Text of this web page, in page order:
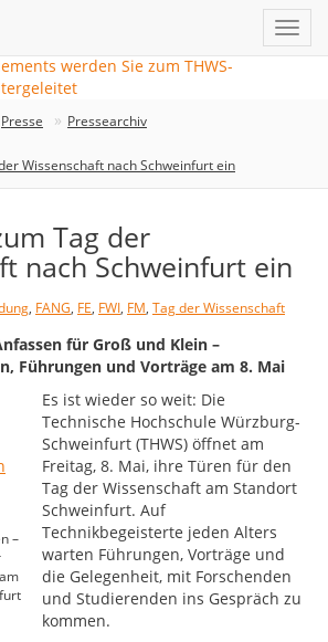
Presse Pressearchiv
Wissenschaft nach Schweinfurt ein
Tag der
nach Schweinfurt ein
, FANG, FE, FWI, FM, Tag der Wissenschaft
für Groß und Klein –
Führungen und Vorträge am 8. Mai
–
Es ist wieder so weit: Die
Technische Hochschule Würzburg-
Schweinfurt (THWS) öffnet am
Freitag, 8. Mai, ihre Türen für den
Tag der Wissenschaft am Standort
Schweinfurt. Auf
Technikbegeisterte jeden Alters
warten Führungen, Vorträge und
die Gelegenheit, mit Forschenden
und Studierenden ins Gespräch zu
kommen.